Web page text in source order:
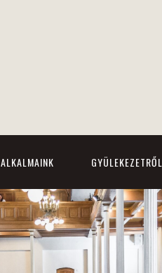
ALKALMAINK GYÜLEKEZETRŐL